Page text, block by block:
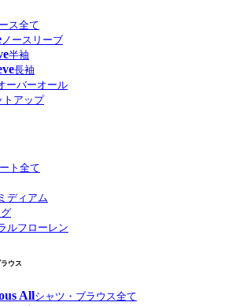
ス全て
ノースリーブ
半袖
長袖
ーバーオール
トアップ
ト全て
ミディアム
ルフローレン
ウス
Allシャツ・ブラウス全て